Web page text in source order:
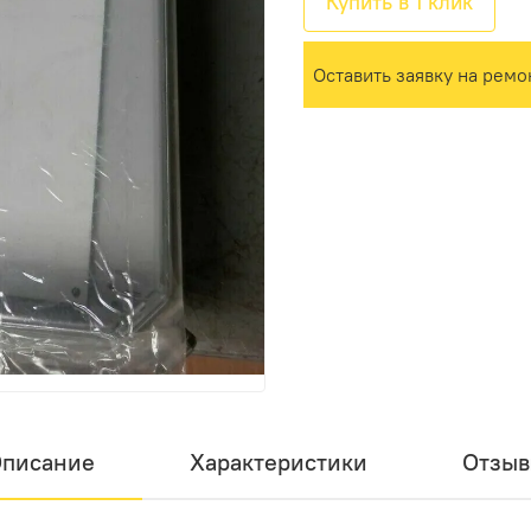
Оставить заявку на
Характеристики